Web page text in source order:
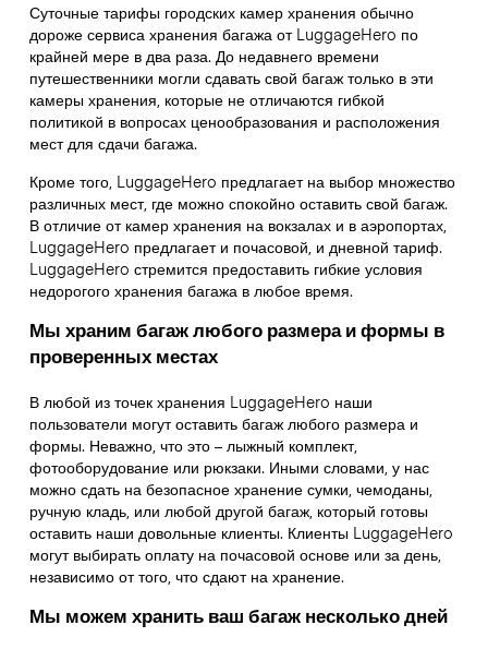
Суточные тарифы городских камер хранения обычно
дороже сервиса хранения багажа от LuggageHero по
крайней мере в два раза. До недавнего времени
путешественники могли сдавать свой багаж только в эти
камеры хранения, которые не отличаются гибкой
политикой в вопросах ценообразования и расположения
мест для сдачи багажа.
Кроме того, LuggageHero предлагает на выбор множество
различных мест, где можно спокойно оставить свой багаж.
В отличие от камер хранения на вокзалах и в аэропортах,
LuggageHero предлагает и почасовой, и дневной тариф.
LuggageHero стремится предоставить гибкие условия
недорогого хранения багажа в любое время.
Мы храним багаж любого размера и формы в
проверенных местах
В любой из точек хранения LuggageHero наши
пользователи могут оставить багаж любого размера и
формы. Неважно, что это – лыжный комплект,
фотооборудование или рюкзаки. Иными словами, у нас
можно сдать на безопасное хранение сумки, чемоданы,
ручную кладь, или любой другой багаж, который готовы
оставить наши довольные клиенты. Клиенты LuggageHero
могут выбирать оплату на почасовой основе или за день,
независимо от того, что сдают на хранение.
Мы можем хранить ваш багаж несколько дней